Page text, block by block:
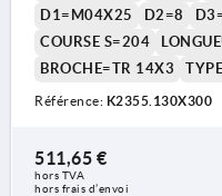
D1=M04X25
D2=8
COURSE S=204
BROCHE=TR 14X3
Référence: K2355.130X300
511,65 €
hors TVA
hors frais d’envoi